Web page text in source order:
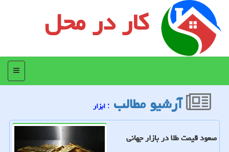
کار در محل
منو
آرشیو مطالب : ابزار
صعود قیمت طلا در بازار جهانی